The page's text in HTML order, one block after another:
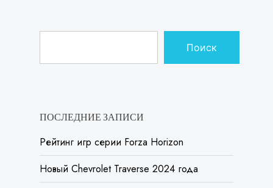
Поиск
ПОСЛЕДНИЕ ЗАПИСИ
Рейтинг игр серии Forza Horizon
Новый Chevrolet Traverse 2024 года